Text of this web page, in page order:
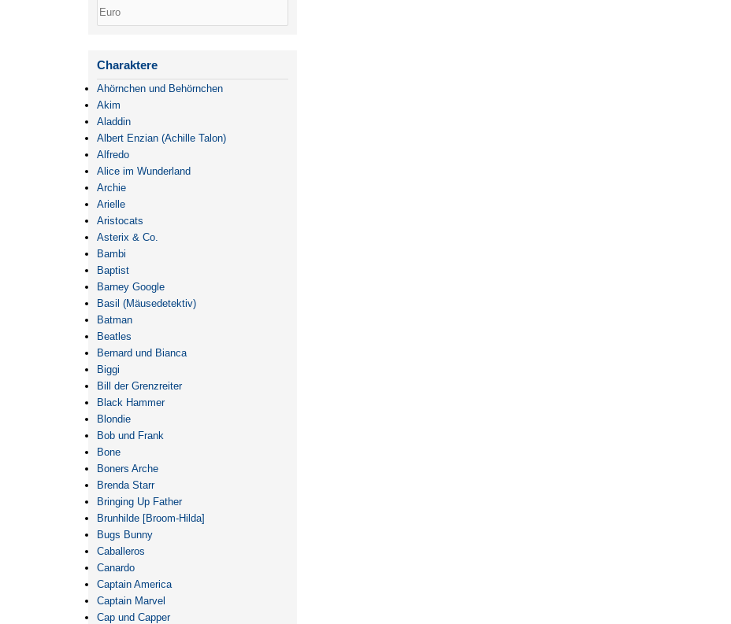
Charaktere
Ahörnchen und Behörnchen
Akim
Aladdin
Albert Enzian (Achille Talon)
Alfredo
Alice im Wunderland
Archie
Arielle
Aristocats
Asterix & Co.
Bambi
Baptist
Barney Google
Basil (Mäusedetektiv)
Batman
Beatles
Bernard und Bianca
Biggi
Bill der Grenzreiter
Black Hammer
Blondie
Bob und Frank
Bone
Boners Arche
Brenda Starr
Bringing Up Father
Brunhilde [Broom-Hilda]
Bugs Bunny
Caballeros
Canardo
Captain America
Captain Marvel
Cap und Capper